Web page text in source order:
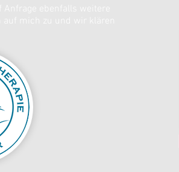
ebenfalls weitere
mich zu und wir klären